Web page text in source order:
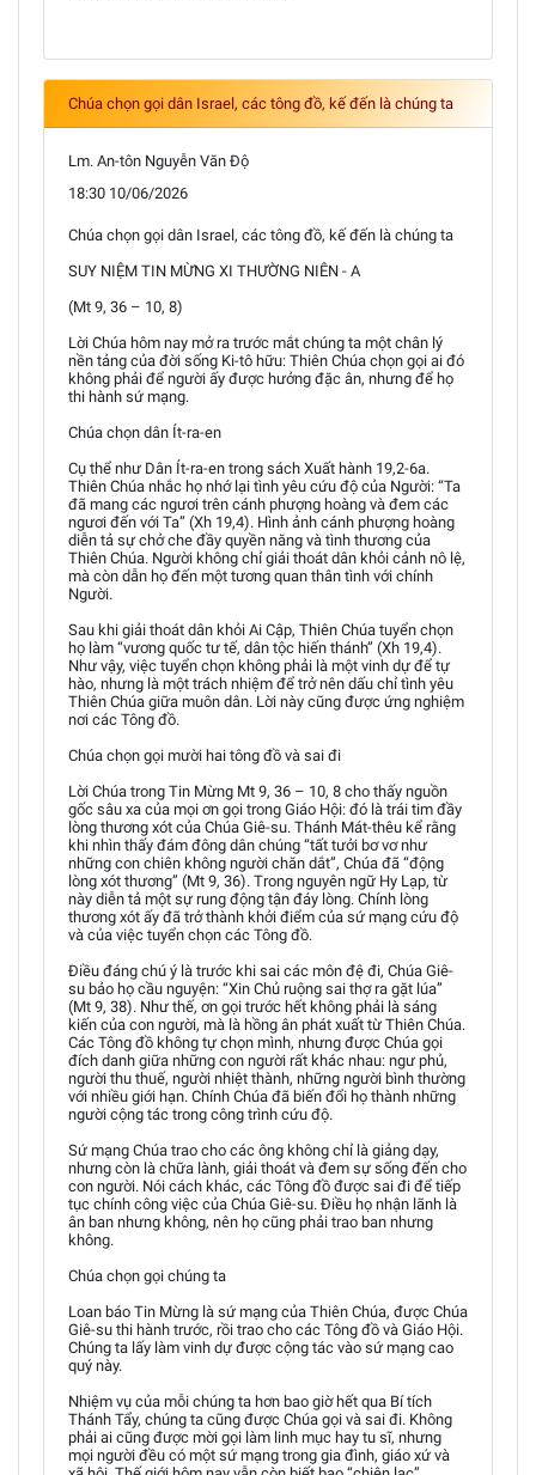
Chúa chọn gọi dân Israel, các tông đồ, kế đến là chúng ta
Lm. An-tôn Nguyễn Văn Độ
18:30 10/06/2026
Chúa chọn gọi dân Israel, các tông đồ, kế đến là chúng ta
SUY NIỆM TIN MỪNG XI THƯỜNG NIÊN - A
(Mt 9, 36 – 10, 8)
Lời Chúa hôm nay mở ra trước mắt chúng ta một chân lý
nền tảng của đời sống Ki-tô hữu: Thiên Chúa chọn gọi ai đó
không phải để người ấy được hưởng đặc ân, nhưng để họ
thi hành sứ mạng.
Chúa chọn dân Ít-ra-en
Cụ thể như Dân Ít-ra-en trong sách Xuất hành 19,2-6a.
Thiên Chúa nhắc họ nhớ lại tình yêu cứu độ của Người: “Ta
đã mang các ngươi trên cánh phượng hoàng và đem các
ngươi đến với Ta” (Xh 19,4). Hình ảnh cánh phượng hoàng
diễn tả sự chở che đầy quyền năng và tình thương của
Thiên Chúa. Người không chỉ giải thoát dân khỏi cảnh nô lệ,
mà còn dẫn họ đến một tương quan thân tình với chính
Người.
Sau khi giải thoát dân khỏi Ai Cập, Thiên Chúa tuyển chọn
họ làm “vương quốc tư tế, dân tộc hiến thánh” (Xh 19,4).
Như vậy, việc tuyển chọn không phải là một vinh dự để tự
hào, nhưng là một trách nhiệm để trở nên dấu chỉ tình yêu
Thiên Chúa giữa muôn dân. Lời này cũng được ứng nghiệm
nơi các Tông đồ.
Chúa chọn gọi mười hai tông đồ và sai đi
Lời Chúa trong Tin Mừng Mt 9, 36 – 10, 8 cho thấy nguồn
gốc sâu xa của mọi ơn gọi trong Giáo Hội: đó là trái tim đầy
lòng thương xót của Chúa Giê-su. Thánh Mát-thêu kể rằng
khi nhìn thấy đám đông dân chúng “tất tưởi bơ vơ như
những con chiên không người chăn dắt”, Chúa đã “động
lòng xót thương” (Mt 9, 36). Trong nguyên ngữ Hy Lạp, từ
này diễn tả một sự rung động tận đáy lòng. Chính lòng
thương xót ấy đã trở thành khởi điểm của sứ mạng cứu độ
và của việc tuyển chọn các Tông đồ.
Điều đáng chú ý là trước khi sai các môn đệ đi, Chúa Giê-
su bảo họ cầu nguyện: “Xin Chủ ruộng sai thợ ra gặt lúa”
(Mt 9, 38). Như thế, ơn gọi trước hết không phải là sáng
kiến của con người, mà là hồng ân phát xuất từ Thiên Chúa.
Các Tông đồ không tự chọn mình, nhưng được Chúa gọi
đích danh giữa những con người rất khác nhau: ngư phủ,
người thu thuế, người nhiệt thành, những người bình thường
với nhiều giới hạn. Chính Chúa đã biến đổi họ thành những
người cộng tác trong công trình cứu độ.
Sứ mạng Chúa trao cho các ông không chỉ là giảng dạy,
nhưng còn là chữa lành, giải thoát và đem sự sống đến cho
con người. Nói cách khác, các Tông đồ được sai đi để tiếp
tục chính công việc của Chúa Giê-su. Điều họ nhận lãnh là
ân ban nhưng không, nên họ cũng phải trao ban nhưng
không.
Chúa chọn gọi chúng ta
Loan báo Tin Mừng là sứ mạng của Thiên Chúa, được Chúa
Giê-su thi hành trước, rồi trao cho các Tông đồ và Giáo Hội.
Chúng ta lấy làm vinh dự được cộng tác vào sứ mạng cao
quý này.
Nhiệm vụ của mỗi chúng ta hơn bao giờ hết qua Bí tích
Thánh Tẩy, chúng ta cũng được Chúa gọi và sai đi. Không
phải ai cũng được mời gọi làm linh mục hay tu sĩ, nhưng
mọi người đều có một sứ mạng trong gia đình, giáo xứ và